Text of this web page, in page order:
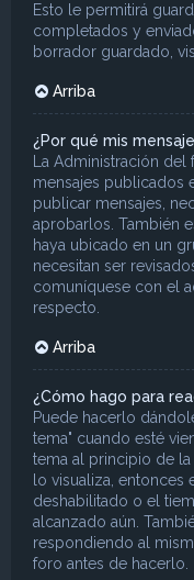
Esto le permitirá
completados y
borrador guardado,
Arriba
¿Por qué mis
La Administración
mensajes publicados
publicar mensajes,
aprobarlos. También
haya ubicado en un
necesitan ser
comuníquese con el
respecto.
Arriba
¿Cómo hago para
Puede hacerlo
tema" cuando esté
tema al principio de
lo visualiza, entonces
deshabilitado o el
alcanzado aún.
respondiendo al
foro antes de hacerlo.